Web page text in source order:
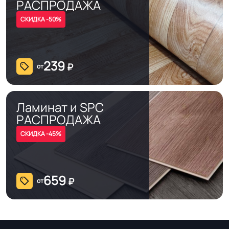
швов
Холодная сварка
Система примыкания к
Способ укладки
На клей для линолеума марок:
EUROBASE 425 / EUROPROF 522
контакт / EUROPROF 521 фиксация
более г/кв.м.
Безопасность
материала ГОСТ, ТУ,
Сертифицирован на территории
РАСПРОДАЖА
СКИДКА -50%
от239 ₽
Ламинат и SPC
РАСПРОДАЖА
СКИДКА -45%
от659 ₽